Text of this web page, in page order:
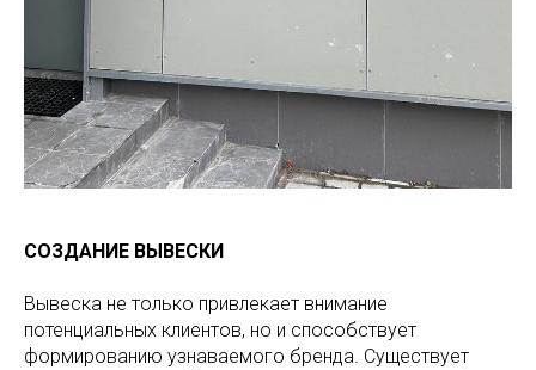
СОЗДАНИЕ ВЫВЕСКИ
Вывеска не только привлекает внимание
потенциальных клиентов, но и способствует
формированию узнаваемого бренда. Существует